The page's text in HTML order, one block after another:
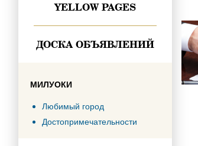
YELLOW PAGES
ДОСКА ОБЪЯВЛЕНИЙ
МИЛУОКИ
Любимый город
Достопримечательности